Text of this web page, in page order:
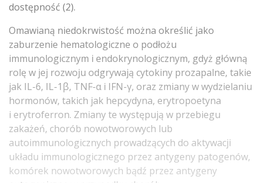
dostępność (2).
Omawianą niedokrwistość można określić jako
zaburzenie hematologiczne o podłożu
immunologicznym i endokrynologicznym, gdyż główną
rolę w jej rozwoju odgrywają cytokiny prozapalne, takie
jak IL-6, IL-1β, TNF-α i IFN-γ, oraz zmiany w wydzielaniu
hormonów, takich jak hepcydyna, erytropoetyna
i erytroferron. Zmiany te występują w przebiegu
zakażeń, chorób nowotworowych lub
autoimmunologicznych prowadzących do aktywacji
układu immunologicznego przez antygeny patogenów,
komórek nowotworowych bądź przez antygeny